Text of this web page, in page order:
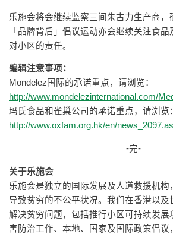
乐施会将会继续监察三间朱古力生产商，
「品牌背后」倡议运动亦会继续关注食
对小区的责任。
编辑注意事项：
Mondelez国际的承诺重点，请浏览：
http://www.mondelezinternational.com/
玛氏食品和雀巢公司的承诺重点，请浏览：
http://www.oxfam.org.hk/en/
-完-
关于乐施会
乐施会是独立的国际发展及人道救援机构
导致贫穷的不公平状况。我们在香港以及
解决贫穷问题，包括推行小区可持续发展
害防治工作、本地、国家及国际政策倡议